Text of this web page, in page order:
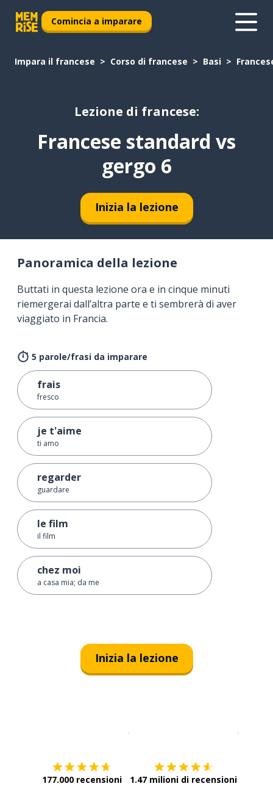
Comincia a imparare
Impara il francese Corso di francese Basi
Lezione di francese:
Francese standard vs
gergo 6
Inizia la lezione
Panoramica della lezione
Buttati in questa lezione ora e in cinque minuti
riemergerai dall’altra parte e ti sembrerà di aver
viaggiato in Francia.
5 parole/frasi da imparare
frais
fresco
je t'aime
ti amo
regarder
guardare
le film
il film
chez moi
a casa mia; da me
Inizia la lezione
177.000 recensioni 1.47 milioni di recensioni